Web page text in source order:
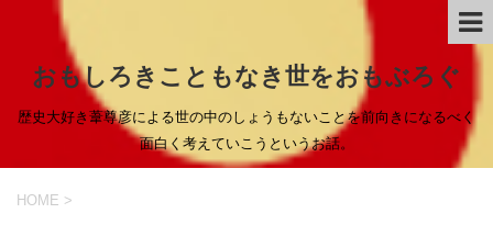
おもしろきこともなき世をおもぶろぐ
歴史大好き葦尊彦による世の中のしょうもないことを前向きになるべく
面白く考えていこうというお話。
HOME >